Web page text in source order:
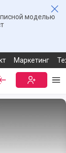
моделью
Маркетинг